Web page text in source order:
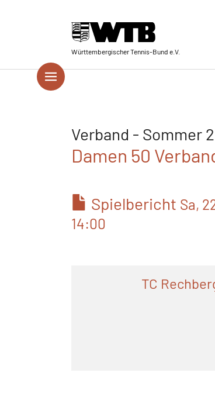
Württembergischer Tennis-Bund e.V.
Verband - Sommer
Damen 50
Spielbericht Sa,
14:00
TC